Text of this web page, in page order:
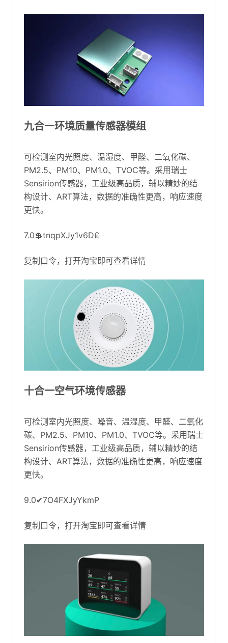
九合一环境质量传感器模组
可检测室内光照度、温湿度、甲醛、二氧化碳、
PM2.5、PM10、PM1.0、TVOC等。采用瑞士
Sensirion传感器，工业级高品质，辅以精妙的结
构设计、ART算法，数据的准确性更高，响应速度
更快。
7.0💲tnqpXJy1v6D₤
复制口令，打开淘宝即可查看详情
十合一空气环境传感器
可检测室内光照度、噪音、温湿度、甲醛、二氧化
碳、PM2.5、PM10、PM1.0、TVOC等。采用瑞士
Sensirion传感器，工业级高品质，辅以精妙的结
构设计、ART算法，数据的准确性更高，响应速度
更快。
9.0✔7O4FXJyYkmP
复制口令，打开淘宝即可查看详情